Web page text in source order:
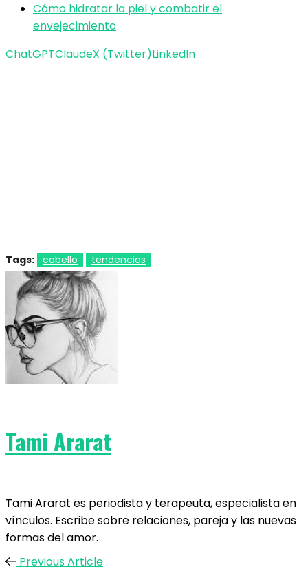
Cómo hidratar la piel y combatir el
envejecimiento
ChatGPTClaudeX (Twitter)LinkedIn
Tags: cabello tendencias
Tami Ararat
Tami Ararat es periodista y terapeuta, especialista en
vínculos. Escribe sobre relaciones, pareja y las nuevas
formas del amor.
Previous Article